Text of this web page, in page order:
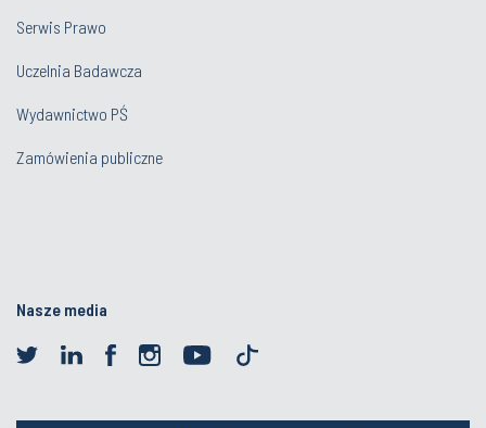
Serwis Prawo
Uczelnia Badawcza
Wydawnictwo PŚ
Zamówienia publiczne
Nasze media